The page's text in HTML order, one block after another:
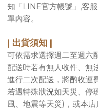
知「LINE官方帳號」,客
單內容。
| 出貨須知 |
可依需求選擇週二至週六
配送時若有無人收件、無
進行二次配送，將酌收運
若遇特殊狀況如天災、停
風、地震等天災)，或本